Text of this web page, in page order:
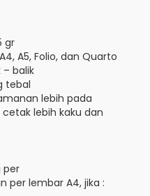
gr
A5, Folio, dan Quarto
– balik
tebal
lebih pada
lebih kaku dan
per
per lembar A4, jika :